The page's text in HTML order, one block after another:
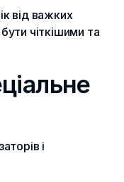
від важких
чіткішими та
і